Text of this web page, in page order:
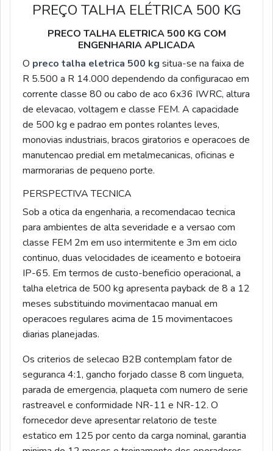
PREÇO TALHA ELÉTRICA 500 KG
PRECO TALHA ELETRICA 500 KG COM
ENGENHARIA APLICADA
O preco talha eletrica 500 kg situa-se na faixa de
R 5.500 a R 14.000 dependendo da configuracao em
corrente classe 80 ou cabo de aco 6x36 IWRC, altura
de elevacao, voltagem e classe FEM. A capacidade
de 500 kg e padrao em pontes rolantes leves,
monovias industriais, bracos giratorios e operacoes de
manutencao predial em metalmecanicas, oficinas e
marmorarias de pequeno porte.
PERSPECTIVA TECNICA
Sob a otica da engenharia, a recomendacao tecnica
para ambientes de alta severidade e a versao com
classe FEM 2m em uso intermitente e 3m em ciclo
continuo, duas velocidades de iceamento e botoeira
IP-65. Em termos de custo-beneficio operacional, a
talha eletrica de 500 kg apresenta payback de 8 a 12
meses substituindo movimentacao manual em
operacoes regulares acima de 15 movimentacoes
diarias planejadas.
Os criterios de selecao B2B contemplam fator de
seguranca 4:1, gancho forjado classe 8 com lingueta,
parada de emergencia, plaqueta com numero de serie
rastreavel e conformidade NR-11 e NR-12. O
fornecedor deve apresentar relatorio de teste
estatico em 125 por cento da carga nominal, garantia